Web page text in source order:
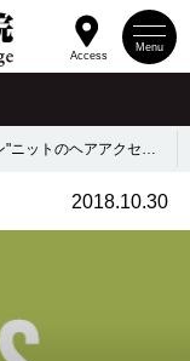
Menu
Access
書籍「"かわいいを作る、38のデザイン"ニットのヘアアクセサリー」に卒業生が協力！！！
2018.10.30